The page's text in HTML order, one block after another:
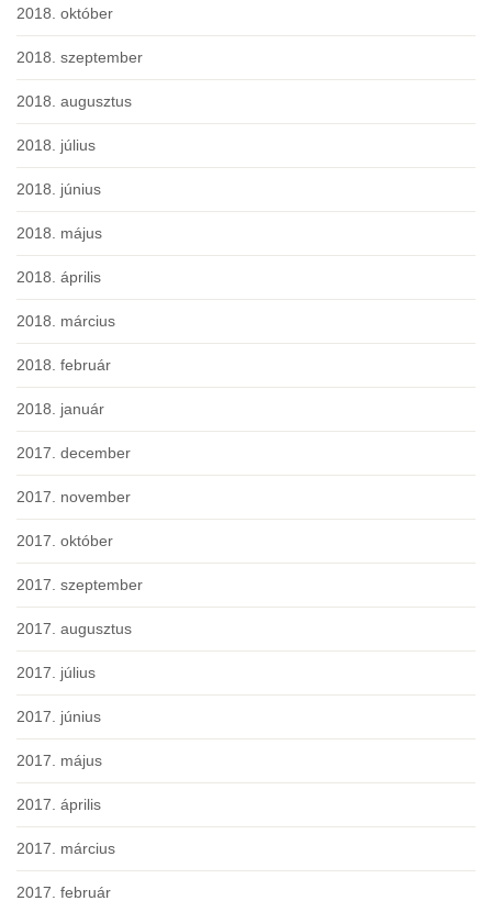
2018. október
2018. szeptember
2018. augusztus
2018. július
2018. június
2018. május
2018. április
2018. március
2018. február
2018. január
2017. december
2017. november
2017. október
2017. szeptember
2017. augusztus
2017. július
2017. június
2017. május
2017. április
2017. március
2017. február